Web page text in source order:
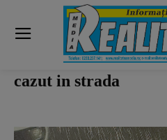
cazut in strada